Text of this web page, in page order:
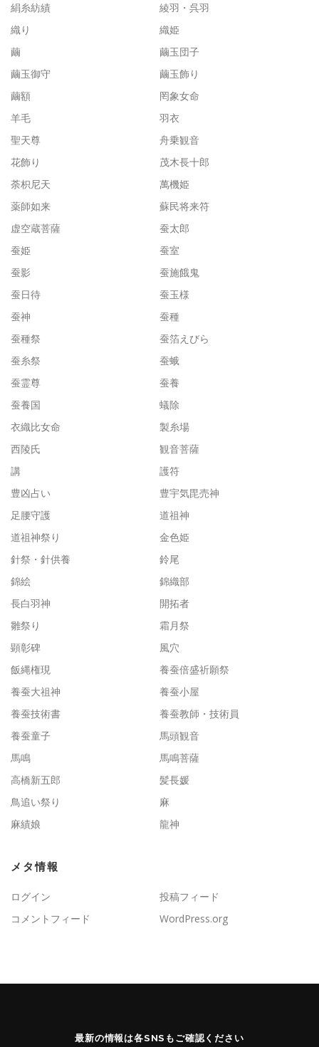
絹糸紡績
綾羽・呉羽
織り
織姫
繭
繭玉団子
繭玉御守
繭玉飾り
繭額
罔象女命
羊毛
羽衣
聖天尊
舟乗観音
花飾り
茂木長十郎
荼枳尼天
萬機姫
薬師如来
蘇民将来符
虚空蔵菩薩
蚕太郎
蚕姫
蚕室
蚕影
蚕施餓鬼
蚕日待
蚕玉様
蚕神
蚕種
蚕種祭
蚕箔えびら
蚕糸祭
蚕蛾
蚕霊尊
蚕養
蚕養国
蟻除
衣織比女命
製糸場
西陵氏
観音菩薩
講
護符
豊凶占い
豊宇気毘売神
足腰守護
道祖神
道祖神祭り
金色姫
針祭・針供養
鈴尾
錦絵
錦織部
長白羽神
開拓者
雛祭り
霜月祭
顕彰碑
風穴
飯縄権現
養蚕倍盛祈願祭
養蚕大祖神
養蚕小屋
養蚕技術書
養蚕教師・技術員
養蚕童子
馬頭観音
馬鳴
馬鳴菩薩
高橋新五郎
髪長媛
鳥追い祭り
麻
麻績娘
龍神
メタ情報
ログイン
投稿フィード
コメントフィード
WordPress.org
最新の情報は各SNSもご確認ください